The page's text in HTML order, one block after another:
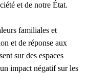
et de notre État.
familiales et
et de réponse aux
sur des espaces
impact négatif sur les